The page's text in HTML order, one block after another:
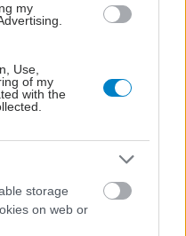
my
Use,
of my
with the
storage
on web or
παλινδρόμηση
Τα φάρμακα GLP-1
γαστροοισοφαγικής
παλινδρόμησης [μελέτη]